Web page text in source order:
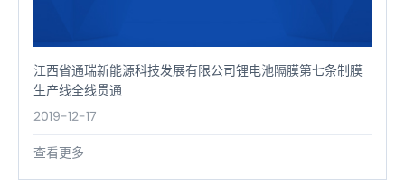
江西省通瑞新能源科技发展有限公司锂电池隔膜第七条制膜
生产线全线贯通
2019-12-17
查看更多